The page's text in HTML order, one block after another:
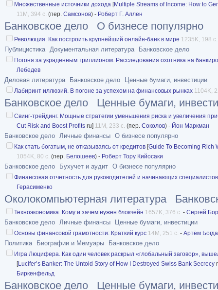
Множественные источники дохода [Multiple Streams of Income: How to
11M, 394 с. (пер. Самсонов) - Роберт Г. Аллен
Банковское дело О бизнесе популярно
Революция. Как построить крупнейший онлайн-банк в мире 1235K, 198 с.
Публицистика Документальная литература Банковское дело
Погоня за украденным триллионом. Расследования охотника на
Лебедев
Деловая литература Банковское дело Ценные бумаги, инвестиции
Лабиринт иллюзий. В погоне за успехом на финансовых рынках 1104K,
Банковское дело Ценные бумаги,
Свинг-трейдинг. Мощные стратегии уменьшения риска и увеличения
Cut Risk and Boost Profits ru] 11M, 233 с. (пер. Соколов) - Йон Маркман
Банковское дело Личные финансы О бизнесе популярно
Как стать богатым, не отказываясь от кредитов [Guide To Becoming Rich
1054K, 80 с. (пер. Белошеев) - Роберт Тору Кийосаки
Банковское дело Бухучет и аудит О бизнесе популярно
Финансовая отчетность для руководителей и начинающих специалистов
Герасименко
Околокомпьютерная литература
Техноэкономика. Кому и зачем нужен блокчейн 1657K, 376 с. - Сергей
Банковское дело Личные финансы Ценные бумаги, инвестиции
Основы финансовой грамотности: Краткий курс 14M, 251 с. - Артём
Политика Биографии и Мемуары Банковское дело
Игра Люцифера. Как один человек раскрыл «глобальный заговор»,
[Lucifer’s Banker: The Untold Story of How I Destroyed Swiss Bank Secrecy
Биркенфельд
Банковское дело Ценные бумаги,